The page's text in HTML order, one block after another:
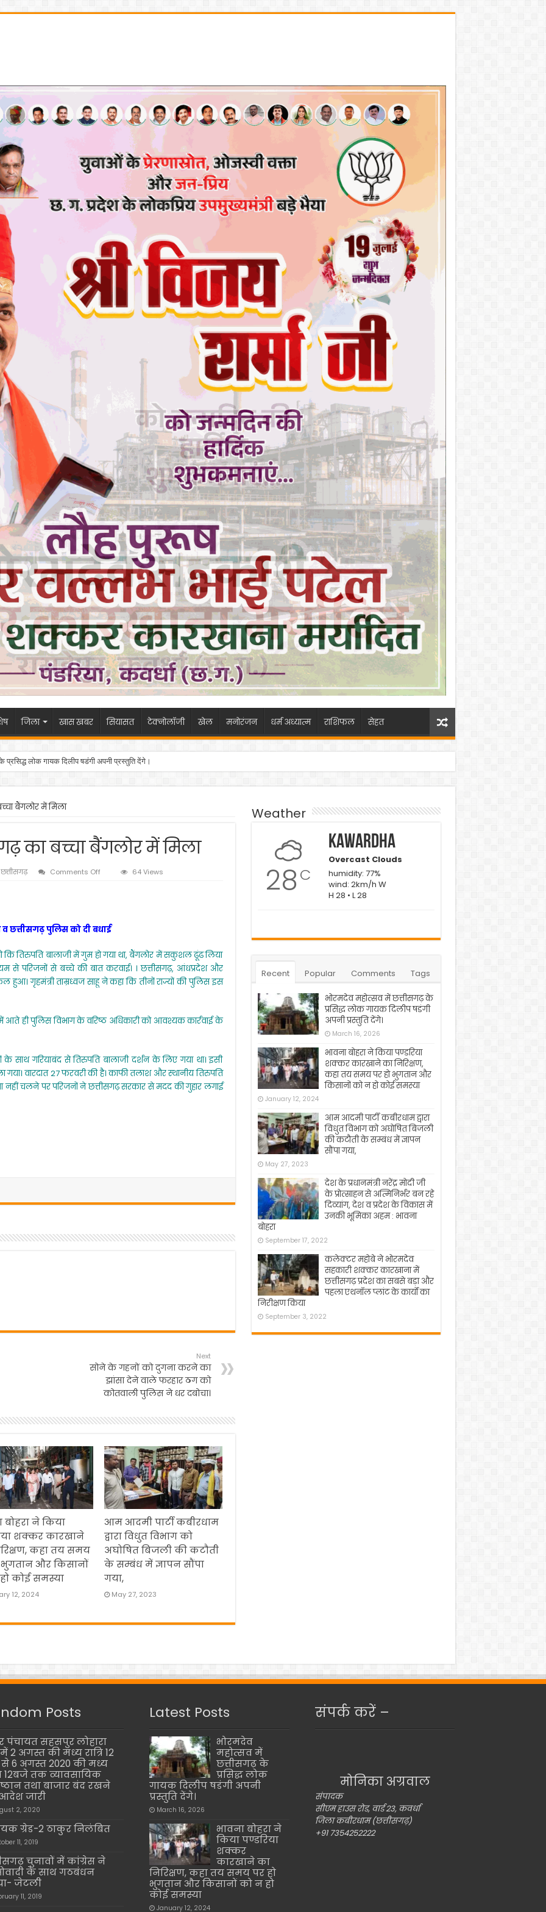
जिला खास खबर सियासत टेक्नोलॉजी खेल मनोरंजन धर्म अध्यात्म राशिफल सेहत
प्रसिद्ध लोक गायक दिलीप षडंगी अपनी प्रस्तुति देंगे।
बैंगलोर में मिला
का बच्चा बैंगलोर में मिला
छत्तीसगढ़ Comments Offon
बच्चा
में
मिला
64 Views
छत्तीसगढ़ पुलिस को दी बधाई
कि तिरुपति बालाजी में गुम हो गया था, बैंगलोर में सकुशल ढूंढ लिया
से परिजनों से बच्चे की बात करवाई। । छत्तीसगढ़, आंधप्रदेश और
हुआ। गृहमंत्री ताम्रध्वज साहू ने कहा कि तीनों राज्यों की पुलिस इस
में आते ही पुलिस विभाग के वरिष्ठ अधिकारी को आवश्यक कार्रवाई के
साथ गरियाबंद से तिरुपति बालाजी दर्शन के लिए गया था। इसी
वारदात 27 फरवरी की है। काफी तलाश और स्थानीय तिरुपति
चलने पर परिजनों ने छत्तीसगढ़ सरकार से मदद की गुहार लगाई
Next
सोने के गहनों को दुगना करने का
झांसा देने वाले फरहार ठग को
कोतवाली पुलिस ने धर दबोचा।
बोहरा ने किया
शक्कर कारखाने
कहा तय समय
भुगतान और किसानों
कोई समस्या
12, 2024
आम आदमी पार्टी कबीरधाम
द्वारा विधुत विभाग को
अघोषित बिजली की कटौती
के सम्बंध में ज्ञापन सौंपा
गया,
May 27, 2023
Weather
28 C
Kawardha
Overcast Clouds
humidity: 77%
wind: 2km/h W
H 28 • L 28
Recent Popular Comments Tags
भोरमदेव महोत्सव में छत्तीसगढ़ के
प्रसिद्ध लोक गायक दिलीप षडंगी
अपनी प्रस्तुति देंगे।
March 16, 2026
भावना बोहरा ने किया पण्डरिया
शक्कर कारखाने का निरिक्षण,
कहा तय समय पर हो भुगतान और
किसानों को न हो कोई समस्या
January 12, 2024
आम आदमी पार्टी कबीरधाम द्वारा
विधुत विभाग को अघोषित बिजली
की कटौती के सम्बंध में ज्ञापन
सौंपा गया,
May 27, 2023
देश के प्रधानमंत्री नरेंद्र मोदी जी
के प्रोत्साहन से अत्मिनिर्भर बन रहे
दिव्यांग, देश व प्रदेश के विकास में
उनकी भूमिका अहम : भावना
बोहरा
September 17, 2022
कलेक्टर महोबे ने भोरमदेव
सहकारी शक्कर कारखाना में
छत्तीसगढ़ प्रदेश का सबसे बड़ा और
पहला एथनॉल प्लांट के कार्यो का
निरीक्षण किया
September 3, 2022
Posts
पंचायत सहसपुर लोहारा
में 2 अगस्त की मध्य रात्रि 12
6 अगस्त 2020 की मध्य
12बजे तक व्यावसायिक
तथा बाजार बंद रखने
जारी
2, 2020
ग्रेड-2 ठाकुर निलंबित
11, 2019
चुनावों में कांग्रेस ने
के साथ गठबंधन
जेटली
11, 2019
Latest Posts
भोरमदेव
महोत्सव में
छत्तीसगढ़ के
प्रसिद्ध लोक
गायक दिलीप षडंगी अपनी
प्रस्तुति देंगे।
March 16, 2026
भावना बोहरा ने
किया पण्डरिया
शक्कर
कारखाने का
निरिक्षण, कहा तय समय पर हो
भुगतान और किसानों को न हो
कोई समस्या
January 12, 2024
संपर्क करें –
मोनिका अग्रवाल
संपादक
सीएम हाउस रोड, वार्ड 23, कवर्धा
जिला कबीरधाम (छत्तीसगढ़)
+91 7354252222